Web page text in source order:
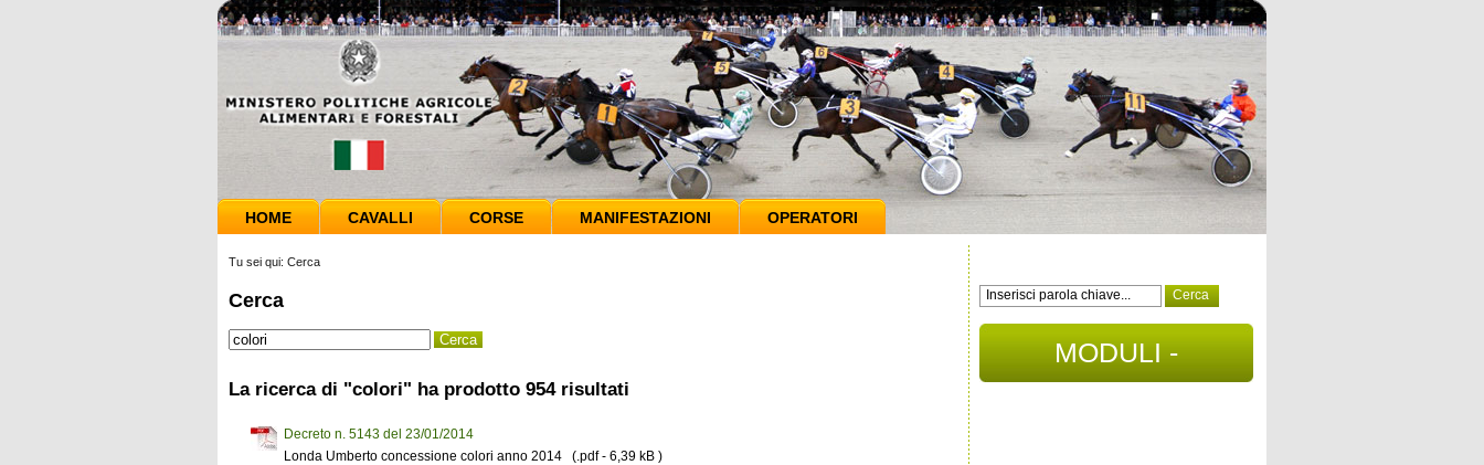
HOME CAVALLI CORSE MANIFESTAZIONI OPERATORI
Tu sei qui: Cerca
Cerca
La ricerca di "colori" ha prodotto 954 risultati
Decreto n. 5143 del 23/01/2014
Londa Umberto concessione colori anno 2014 (.pdf - 6,39 kB )
MODULI -